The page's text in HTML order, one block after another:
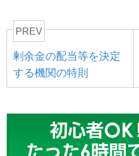
PREV
剰余金の配当等を決定
する機関の特則